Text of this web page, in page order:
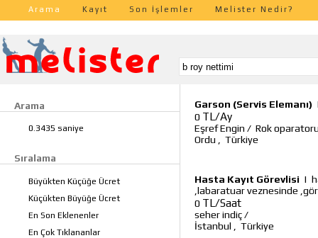
Arama Kayıt Son İşlemler Melister Nedir?
Arama
0.3435 saniye
Sıralama
Büyükten Küçüğe Ücret
Küçükten Büyüğe Ücret
En Son Eklenenler
En Çok Tıklananlar
Garson (Servis Elemanı)
0 TL/Ay
Eşref Engin / Rok
Ordu
Türkiye
Hasta Kayıt Görevlisi |
,labaratuar veznesinde
0 TL/Saat
seher indiç/
İstanbul
Türkiye